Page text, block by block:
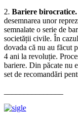
2. Bariere birocratice.
desemnarea unor
semnalate o serie de
societății civile. În
dovada că nu au făcut
4 ani la revoluție.
bariere. Din păcate nu
set de recomandări